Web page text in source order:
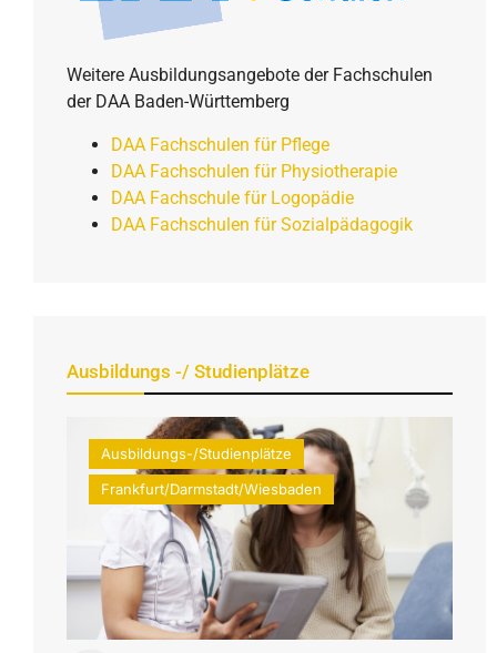
Weitere Ausbildungsangebote der Fachschulen
der DAA Baden-Württemberg
DAA Fachschulen für Pflege
DAA Fachschulen für Physiotherapie
DAA Fachschule für Logopädie
DAA Fachschulen für Sozialpädagogik
Ausbildungs -/ Studienplätze
Ausbildungs-/Studienplätze
Frankfurt/Darmstadt/Wiesbaden